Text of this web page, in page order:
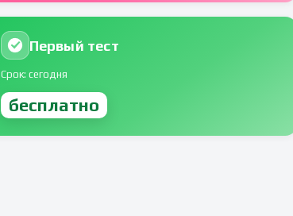
Первый тест
Срок: сегодня
бесплатно